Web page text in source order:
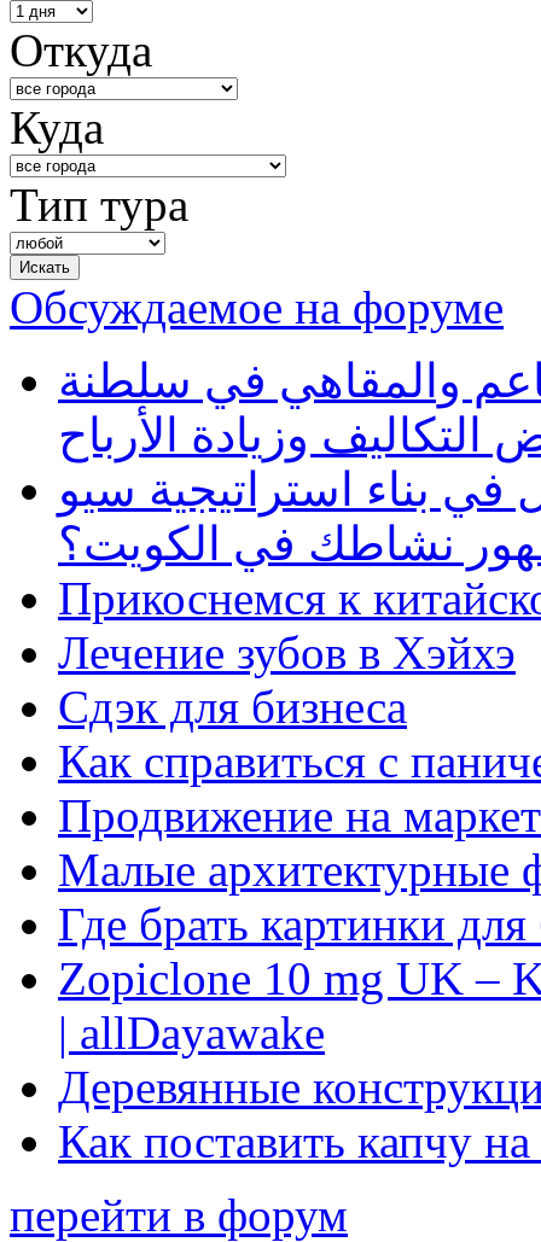
Откуда
Куда
Тип тура
Обсуждаемое на форуме
والمقاهي في سلطنة
وزيادة الأرباح
بناء استراتيجية سيو
نشاطك في الكويت؟
Прикоснемся к
Лечение зубов в Хэйхэ
Сдэк для бизнеса
Как справиться с
Продвижение на
Малые архитектурные
Где брать картинки
Zopiclone 10 mg UK –
| allDayawake
Деревянные
Как поставить капчу
перейти в форум